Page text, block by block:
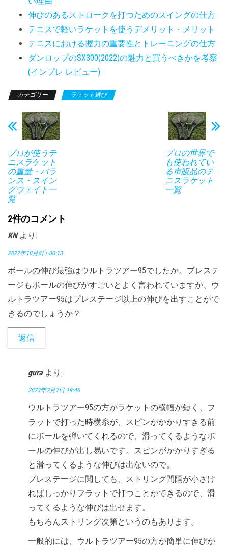
伸びのあるストロークを打つためのスイングの仕方
テニスで軽いラケットを使うデメリット・メリット
テニスにおける握力の重要性とトレーニングの仕方
ダンロップのSX300(2022)の魅力と買うべきかを考察
(インプレ レビュー)
カテゴリー ラケット選び
プロが使うテ
ニスラケット
の重量・バラ
ンス・スイン
グウェイト一
覧
プロの世界で
も使われてい
る市販品のテ
ニスラケット
一覧
2件のコメント
KN より:
2022年10月8日 00:13
ボールの伸び最強はウルトラツアー95でしたか。プレステ
ージもボールの伸びがすごいとよく言われていますが、ウ
ルトラツアー95はプレステージ以上の伸びを出すことがで
きるのでしょうか？
返信
gura より:
2023年2月7日 19:46
ウルトラツアー95の方がラケットの横幅が短く、フ
ラットで打った時横糸が、スピンがかかりすぎる前
にボールを弾いてくれるので、滑ってくるようなボ
ールの伸びが出し易いです。スピンがかかりすぎる
と滑ってくるような伸びは出ないので。
プレステージに関しても、ストリング間隔が小さけ
ればしっかりフラットで打つことができるので、滑
ってくるような伸びは出せます。
もちろんストリング次第というのもあります。
一般的には、ウルトラツアー95の方が簡単に伸びが